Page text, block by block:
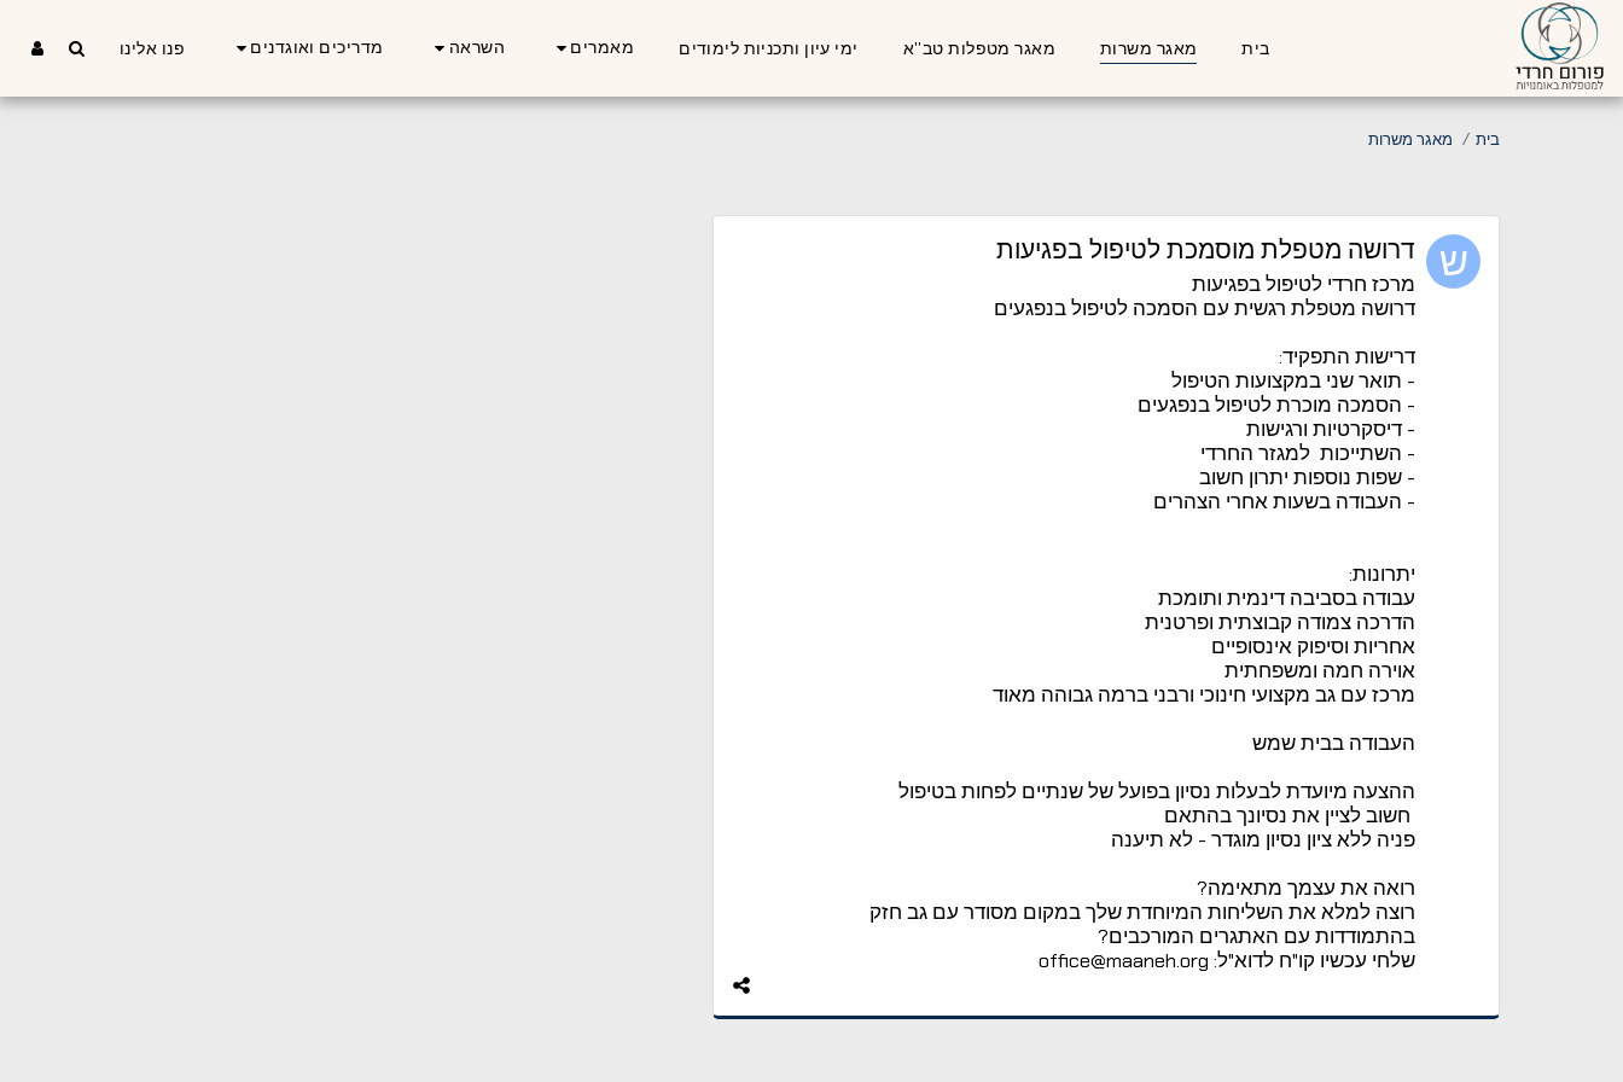
בית מאגר משרות מאגר מטפלות טב''א ימי עיון ותכניות לימודים מאמרים השראה מדריכים ואוגדנים פנו אלינו
בית מאגר משרות
דרושה מטפלת מוסמכת לטיפול בפגיעות
מרכז חרדי לטיפול בפגיעות
דרושה מטפלת רגשית עם הסמכה לטיפול בנפגעים
דרישות התפקיד:
- תואר שני במקצועות הטיפול
- הסמכה מוכרת לטיפול בנפגעים
- דיסקרטיות ורגישות
- השתייכות למגזר החרדי
- שפות נוספות יתרון חשוב
- העבודה בשעות אחרי הצהרים
יתרונות:
עבודה בסביבה דינמית ותומכת
הדרכה צמודה קבוצתית ופרטנית
אחריות וסיפוק אינסופיים
אוירה חמה ומשפחתית
מרכז עם גב מקצועי חינוכי ורבני ברמה גבוהה מאוד
העבודה בבית שמש
ההצעה מיועדת לבעלות נסיון בפועל של שנתיים לפחות בטיפול
חשוב לציין את נסיונך בהתאם
פניה ללא ציון נסיון מוגדר - לא תיענה
רואה את עצמך מתאימה?
רוצה למלא את השליחות המיוחדת שלך במקום מסודר עם גב חזק
בהתמודדות עם האתגרים המורכבים?
שלחי עכשיו קו"ח לדוא"ל: office@maaneh.org